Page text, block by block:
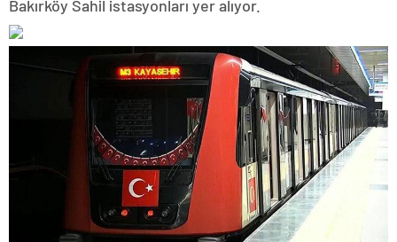
Bakırköy Sahil istasyonları yer alıyor.